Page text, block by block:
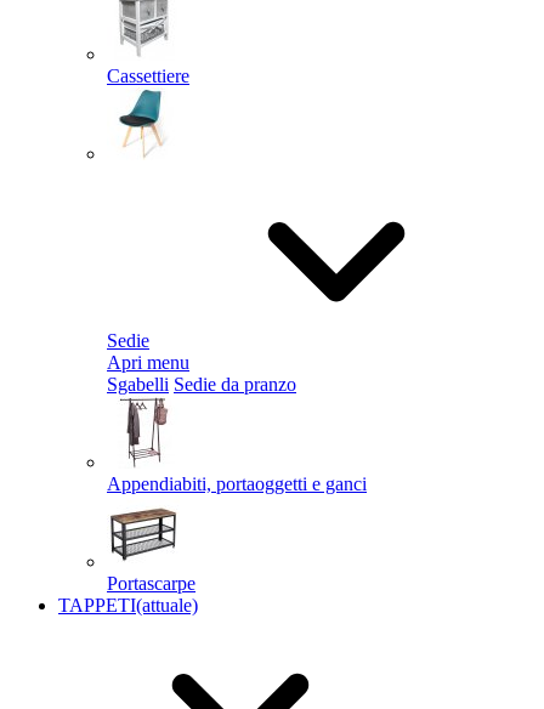
Cassettiere
Sedie
Apri menu
Sgabelli Sedie da pranzo
Appendiabiti, portaoggetti e ganci
Portascarpe
TAPPETI(attuale)